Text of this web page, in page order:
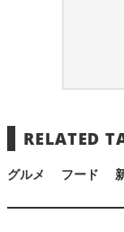
RELATED
グルメ フード